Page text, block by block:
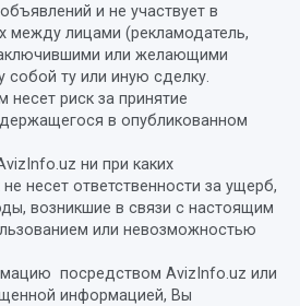
и не участвует в
между лицами (рекламодатель,
или желающими
собой ту или иную сделку.
несет риск за принятие
в опубликованном
ни при каких
несет ответственности за ущерб,
возникшие в связи с настоящим
или невозможностью
посредством AvizInfo.uz или
информацией, Вы